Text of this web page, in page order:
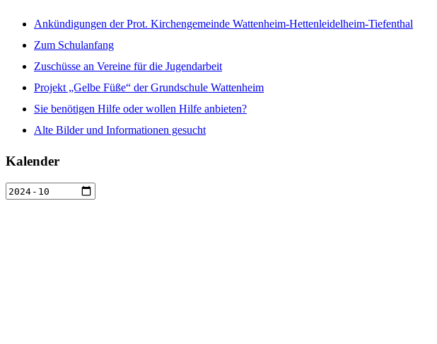
Ankündigungen der Prot. Kirchengemeinde Wattenheim-Hettenleidelheim-Tiefenthal
Zum Schulanfang
Zuschüsse an Vereine für die Jugendarbeit
Projekt „Gelbe Füße“ der Grundschule Wattenheim
Sie benötigen Hilfe oder wollen Hilfe anbieten?
Alte Bilder und Informationen gesucht
Kalender